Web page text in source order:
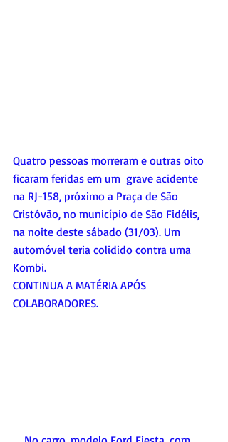
Quatro pessoas morreram e outras oito
ficaram feridas em um  grave acidente
na RJ-158, próximo a Praça de São
Cristóvão, no município de São Fidélis,
na noite deste sábado (31/03). Um
automóvel teria colidido contra uma
Kombi.
CONTINUA A MATÉRIA APÓS
COLABORADORES.